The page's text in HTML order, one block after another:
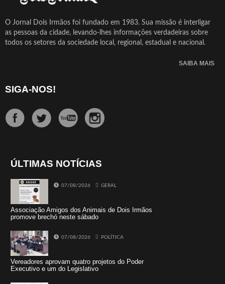
O Jornal Dois Irmãos foi fundado em 1983. Sua missão é interligar
as pessoas da cidade, levando-lhes informações verdadeiras sobre
todos os setores da sociedade local, regional, estadual e nacional.
SAIBA MAIS
SIGA-NOS!
ÚLTIMAS NOTÍCIAS
07/08/2026 GERAL
Associação Amigos dos Animais de Dois Irmãos
promove brechó neste sábado
07/08/2026 POLÍTICA
Vereadores aprovam quatro projetos do Poder
Executivo e um do Legislativo